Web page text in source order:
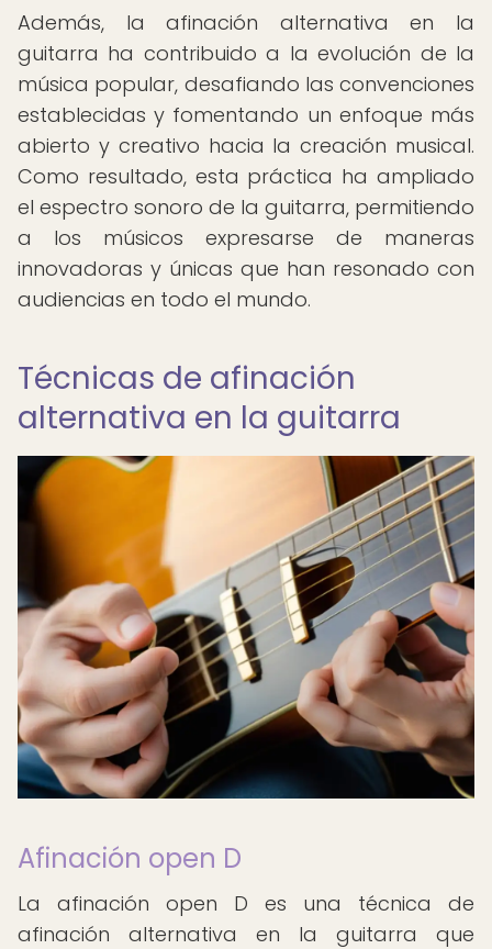
Además, la afinación alternativa en la
guitarra ha contribuido a la evolución de la
música popular, desafiando las convenciones
establecidas y fomentando un enfoque más
abierto y creativo hacia la creación musical.
Como resultado, esta práctica ha ampliado
el espectro sonoro de la guitarra, permitiendo
a los músicos expresarse de maneras
innovadoras y únicas que han resonado con
audiencias en todo el mundo.
Técnicas de afinación
alternativa en la guitarra
Afinación open D
La afinación open D es una técnica de
afinación alternativa en la guitarra que